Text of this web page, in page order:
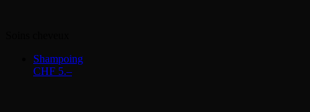
Shampoing
CHF 5.–